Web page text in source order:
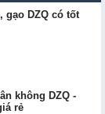
gạo DZQ có tốt
không DZQ -
rẻ